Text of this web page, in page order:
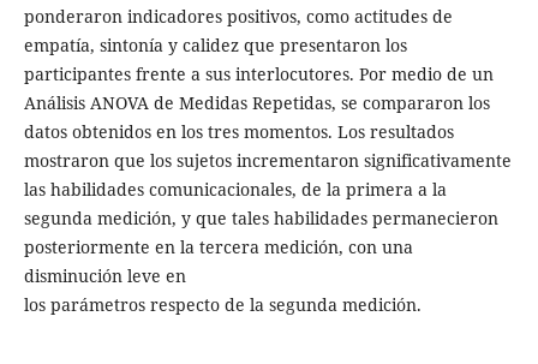
ponderaron indicadores positivos, como actitudes de
empatía, sintonía y calidez que presentaron los
participantes frente a sus interlocutores. Por medio de un
Análisis ANOVA de Medidas Repetidas, se compararon los
datos obtenidos en los tres momentos. Los resultados
mostraron que los sujetos incrementaron significativamente
las habilidades comunicacionales, de la primera a la
segunda medición, y que tales habilidades permanecieron
posteriormente en la tercera medición, con una
disminución leve en
los parámetros respecto de la segunda medición.